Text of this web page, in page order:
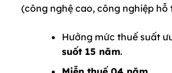
(công nghệ cao, công nghiệp hỗ
Hưởng mức thuế suất
suốt 15 năm.